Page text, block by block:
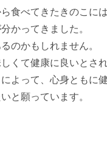
食べてきたきのこに
かってきました。
のかもしれません。
くて健康に良いとさ
よって、心身ともに
と願っています。